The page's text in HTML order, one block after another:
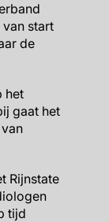
start
de
het
gaat het
Rijnstate
tijd